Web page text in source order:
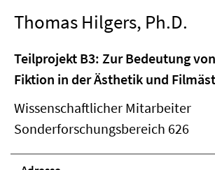
Thomas Hilgers, Ph.D.
Teilprojekt B3: Zur Bedeutung
Fiktion in der Ästhetik und
Wissenschaftlicher Mitarbeiter
Sonderforschungsbereich 626